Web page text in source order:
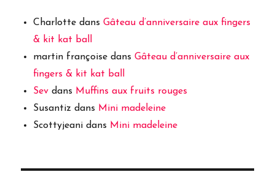
Charlotte dansGâteau d’anniversaire aux fingers
& kit kat ball
martin françoise dansGâteau d’anniversaire aux
fingers & kit kat ball
Sev dans Muffins aux fruits rouges
Susantiz dans Mini madeleine
Scottyjeani dans Mini madeleine